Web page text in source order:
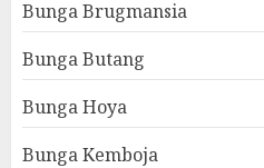
Bunga Brugmansia
Bunga Butang
Bunga Hoya
Bunga Kemboja